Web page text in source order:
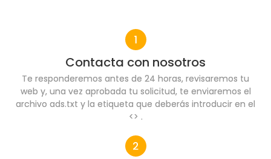
Contacta con nosotros
Te responderemos antes de 24 horas, revisaremos tu
web y, una vez aprobada tu solicitud, te enviaremos el
archivo ads.txt y la etiqueta que deberás introducir en el
<> .